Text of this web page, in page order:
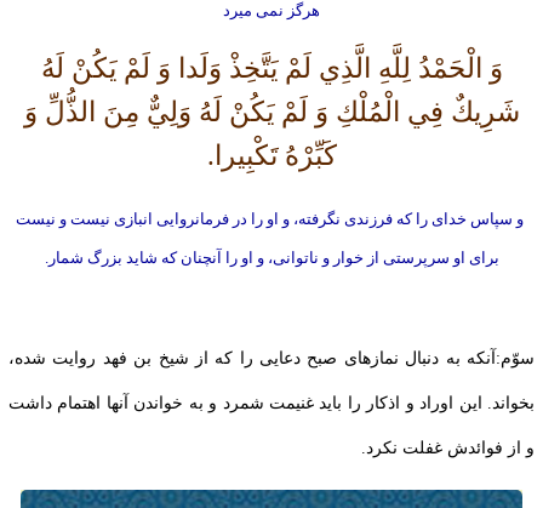
هرگز نمی ميرد
وَ الْحَمْدُ لِلَّهِ الَّذِي لَمْ يَتَّخِذْ وَلَدا وَ لَمْ يَكُنْ لَهُ
شَرِيكٌ فِي الْمُلْكِ وَ لَمْ يَكُنْ لَهُ وَلِيٌّ مِنَ الذُّلِّ وَ
كَبِّرْهُ تَكْبِيرا.
و سپاس خداى را كه‏ فرزندى نگرفته، و او را در فرمانروايى انبازى نيست و نيست
براى او سرپرستى از خوار و ناتوانى، و او را آنچنان‏ كه‏ شايد بزرگ شمار.
سوّم:آنكه به دنبال نمازهاى صبح دعايى را كه از شيخ بن فهد روايت شده،
بخواند. اين اوراد و اذكار را بايد غنيمت شمرد و به خواندن آنها اهتمام داشت
و از فوائدش غفلت نكرد.